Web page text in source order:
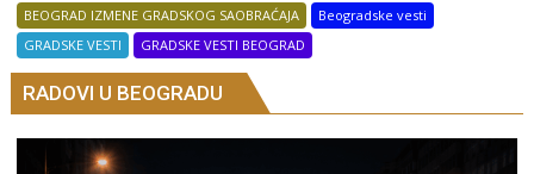
BEOGRAD IZMENE GRADSKOG SAOBRAĆAJA
Beogradske vesti
GRADSKE VESTI
GRADSKE VESTI BEOGRAD
RADOVI U BEOGRADU